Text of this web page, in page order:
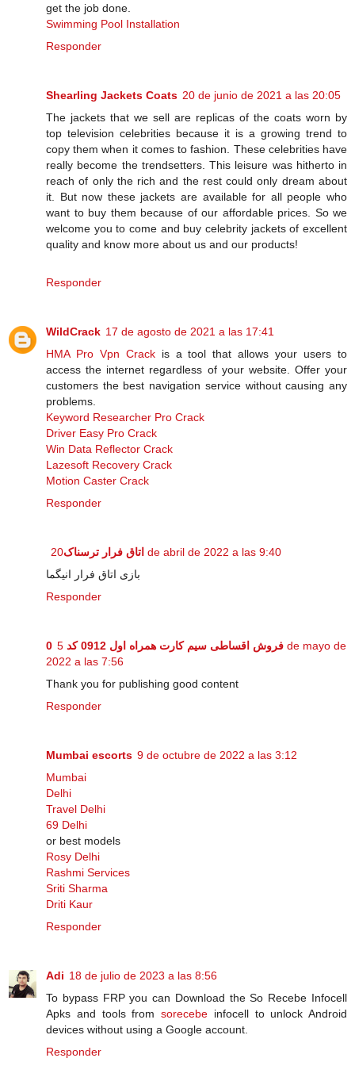
get the job done.
Swimming Pool Installation
Responder
Shearling Jackets Coats 20 de junio de 2021 a las 20:05
The jackets that we sell are replicas of the coats worn by
top television celebrities because it is a growing trend to
copy them when it comes to fashion. These celebrities have
really become the trendsetters. This leisure was hitherto in
reach of only the rich and the rest could only dream about
it. But now these jackets are available for all people who
want to buy them because of our affordable prices. So we
welcome you to come and buy celebrity jackets of excellent
quality and know more about us and our products!
Responder
WildCrack 17 de agosto de 2021 a las 17:41
HMA Pro Vpn Crackis a tool that allows your users to
access the internet regardless of your website. Offer your
customers the best navigation service without causing any
problems.
Keyword Researcher Pro Crack
Driver Easy Pro Crack
Win Data Reflector Crack
Lazesoft Recovery Crack
Motion Caster Crack
Responder
اتاق فرار ترسناک 20 de abril de 2022 a las 9:40
بازی اتاق فرار انیگما
Responder
فروش اقساطی سیم کارت همراه اول 0912 کد 0
5 de mayo de
2022 a las 7:56
Thank you for publishing good content
Responder
Mumbai escorts 9 de octubre de 2022 a las 3:12
Mumbai
Delhi
Travel Delhi
69 Delhi
or best models
Rosy Delhi
Rashmi Services
Sriti Sharma
Driti Kaur
Responder
Adi 18 de julio de 2023 a las 8:56
To bypass FRP you can Download the So Recebe Infocell
Apks and tools from sorecebe infocell to unlock Android
devices without using a Google account.
Responder